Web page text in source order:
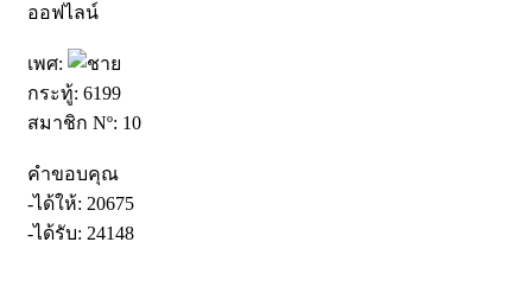
ออฟไลน์
เพศ:
กระทู้: 6199
สมาชิก Nº: 10
คำขอบคุณ
-ได้ให้: 20675
-ได้รับ: 24148